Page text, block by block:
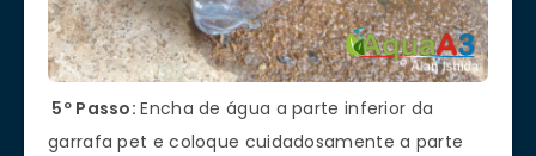
5º Passo:Encha de água a parte inferior da
garrafa pet e coloque cuidadosamente a parte